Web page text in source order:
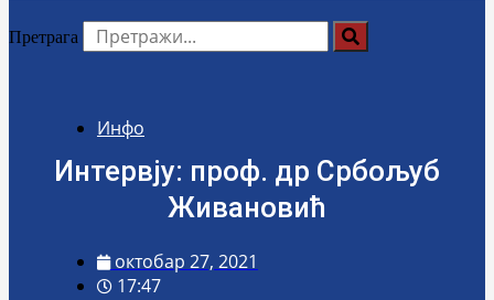
Претрага
Инфо
Интервју: проф. др Србољуб
Живановић
октобар 27, 2021
17:47